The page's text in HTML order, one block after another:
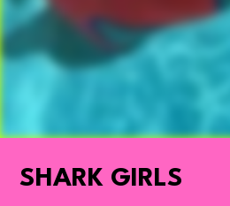
SHARK GIRLS